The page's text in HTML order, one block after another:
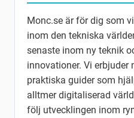
Monc.se är för dig som
inom den tekniska
senaste inom ny teknik
innovationer. Vi erbjuder
praktiska guider som
alltmer digitaliserad
följ utvecklingen inom